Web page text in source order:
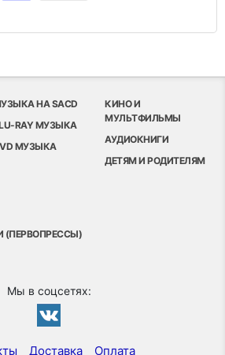
НА SACD
RAY МУЗЫКА
МУЗЫКА
КИНО И
МУЛЬТФИЛЬМЫ
АУДИОКНИГИ
ДЕТЯМ И РОДИТЕЛЯМ
(ПЕРВОПРЕССЫ)
Мы в соцсетях:
Доставка Оплата